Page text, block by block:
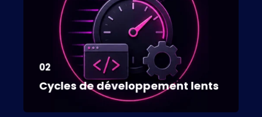
02
Cycles de développement lents